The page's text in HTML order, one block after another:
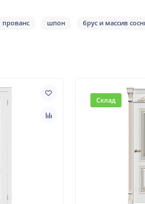
прованс шпон брус и массив
Склад